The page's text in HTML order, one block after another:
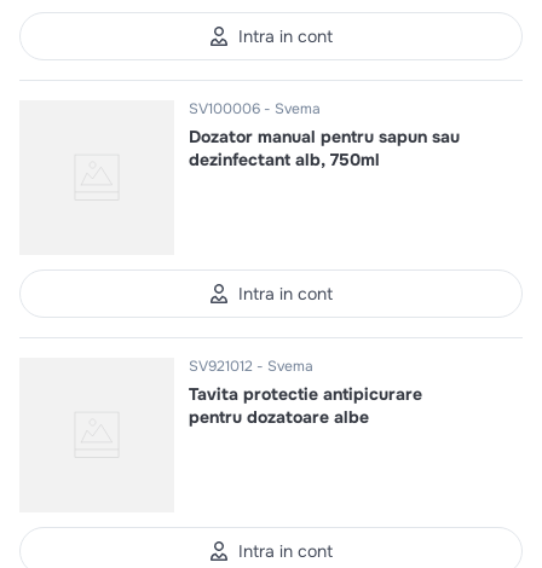
Intra in cont
SV100006 Svema
Dozator manual pentru sapun sau
dezinfectant alb, 750ml
Intra in cont
SV921012 Svema
Tavita protectie antipicurare
pentru dozatoare albe
Intra in cont